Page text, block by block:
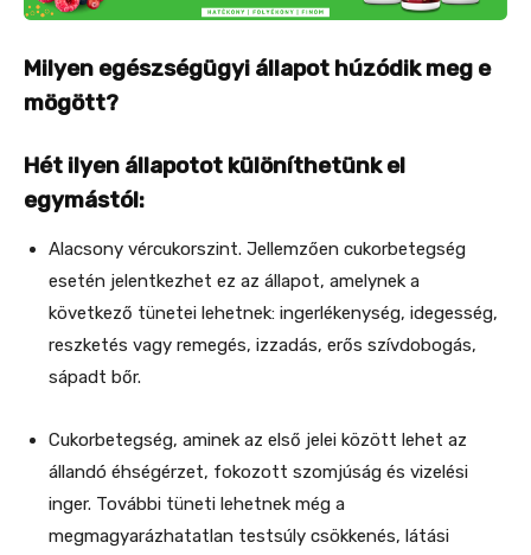
Milyen egészségügyi állapot húzódik meg e
mögött?
Hét ilyen állapotot különíthetünk el
egymástól:
Alacsony vércukorszint. Jellemzően cukorbetegség
esetén jelentkezhet ez az állapot, amelynek a
következő tünetei lehetnek: ingerlékenység, idegesség,
reszketés vagy remegés, izzadás, erős szívdobogás,
sápadt bőr.
Cukorbetegség, aminek az első jelei között lehet az
állandó éhségérzet, fokozott szomjúság és vizelési
inger. További tüneti lehetnek még a
megmagyarázhatatlan testsúly csökkenés, látási